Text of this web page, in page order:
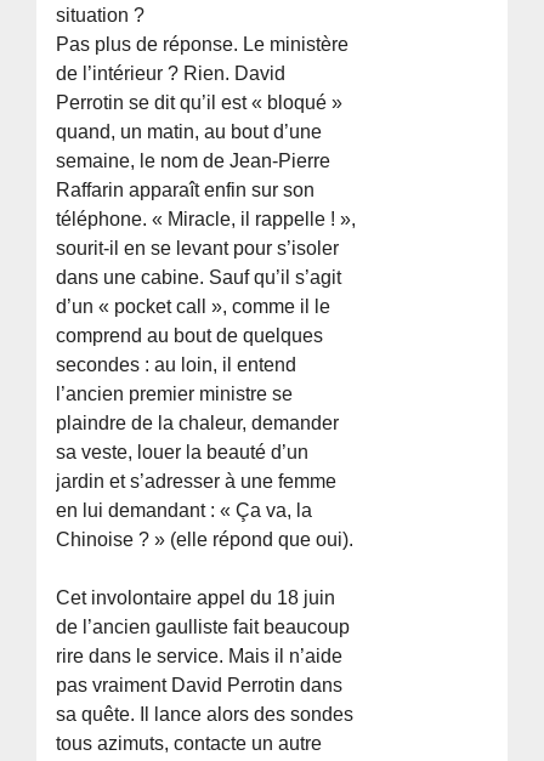
situation ?
Pas plus de réponse. Le ministère
de l’intérieur ? Rien. David
Perrotin se dit qu’il est « bloqué »
quand, un matin, au bout d’une
semaine, le nom de Jean-Pierre
Raffarin apparaît enfin sur son
téléphone. « Miracle, il rappelle ! »,
sourit-il en se levant pour s’isoler
dans une cabine. Sauf qu’il s’agit
d’un « pocket call », comme il le
comprend au bout de quelques
secondes : au loin, il entend
l’ancien premier ministre se
plaindre de la chaleur, demander
sa veste, louer la beauté d’un
jardin et s’adresser à une femme
en lui demandant : « Ça va, la
Chinoise ? » (elle répond que oui).
Cet involontaire appel du 18 juin
de l’ancien gaulliste fait beaucoup
rire dans le service. Mais il n’aide
pas vraiment David Perrotin dans
sa quête. Il lance alors des sondes
tous azimuts, contacte un autre